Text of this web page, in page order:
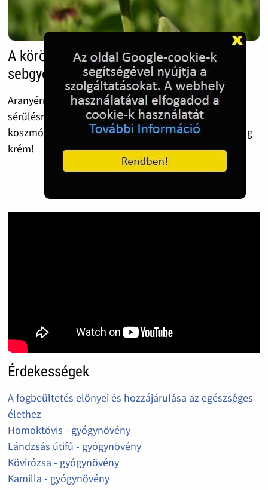
A körömvirág jó gyulladáscsökkentő,
sebgyógyító
Aranyérre, visszértágulatra, fekélyre, ekcémára, égési
sérülésre, leégés ellen, fagyási sérülésre, pattanásra,
koszmóra, ajaksömörre, szemölcsre is jó a körömvirág
krém!
Érdekességek
A fogbeültetés előnyei és hozzájárulása az egészséges
élethez
Homoktövis - gyógynövény
Lándzsás útifű - gyógynövény
Kövirózsa - gyógynövény
Kamilla - gyógynövény